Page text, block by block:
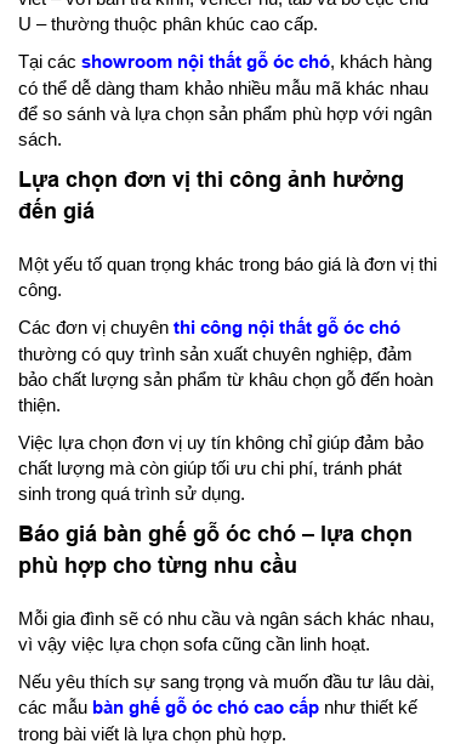
U – thường thuộc phân khúc cao cấp.
Tại các showroom nội thất gỗ óc chó, khách hàng
có thể dễ dàng tham khảo nhiều mẫu mã khác nhau
để so sánh và lựa chọn sản phẩm phù hợp với ngân
sách.
Lựa chọn đơn vị thi công ảnh hưởng
đến giá
Một yếu tố quan trọng khác trong báo giá là đơn vị thi
công.
Các đơn vị chuyên thi công nội thất gỗ óc chó
thường có quy trình sản xuất chuyên nghiệp, đảm
bảo chất lượng sản phẩm từ khâu chọn gỗ đến hoàn
thiện.
Việc lựa chọn đơn vị uy tín không chỉ giúp đảm bảo
chất lượng mà còn giúp tối ưu chi phí, tránh phát
sinh trong quá trình sử dụng.
Báo giá bàn ghế gỗ óc chó – lựa chọn
phù hợp cho từng nhu cầu
Mỗi gia đình sẽ có nhu cầu và ngân sách khác nhau,
vì vậy việc lựa chọn sofa cũng cần linh hoạt.
Nếu yêu thích sự sang trọng và muốn đầu tư lâu dài,
các mẫu bàn ghế gỗ óc chó cao cấp như thiết kế
trong bài viết là lựa chọn phù hợp.